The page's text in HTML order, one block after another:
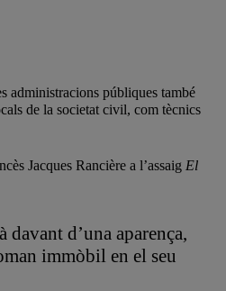
administracions públiques també
de la societat civil, com tècnics
Jacques Rancière a l’assaig El
d’una aparença,
immòbil en el seu